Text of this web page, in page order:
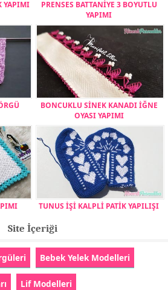
YAPIMI
PRENSES BATTANİYE 3 BOYUTLU
YAPIMI
BONCUKLU SİNEK KANADI İĞNE
OYASI YAPIMI
TUNUS İŞİ KALPLİ PATİK YAPILIŞI
Site İçeriği
Bebek Yelek Modelleri
Lif Modelleri